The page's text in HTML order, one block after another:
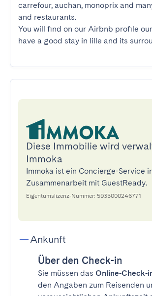
carrefour, auchan, monoprix and
and restaurants.
You will find on our Airbnb profile
have a good stay in lille and its
Diese Immobilie wird
Immoka
Immoka ist ein Concierge-Service
Zusammenarbeit mit GuestReady.
Eigentumslizenz-Nummer: 5935000246771
Ankunft
Über den Check-in
Sie müssen das Online-Check-
den Angaben zum Reisenden